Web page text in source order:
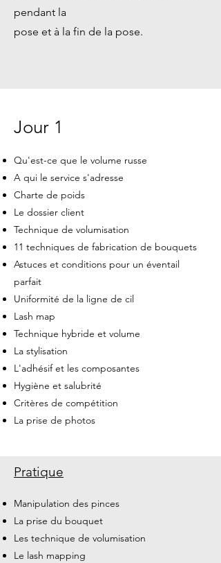
pendant la
pose et à la fin de la pose.
Jour 1
Qu'est-ce que le volume russe
A qui le service s'adresse
Charte de poids
Le dossier client
Technique de volumisation
11 techniques de fabrication de bouquets
Astuces et conditions pour un éventail
parfait
Uniformité de la ligne de cil
Lash map
Technique hybride et volume
La stylisation
L'adhésif et les composantes
Hygiène et salubrité
Critères de compétition
La prise de photos
Pratique
Manipulation des pinces
La prise du bouquet
Les technique de volumisation
Le lash mapping